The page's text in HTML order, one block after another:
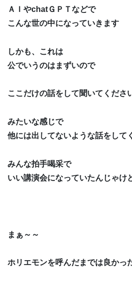
ＡＩやchatＧＰＴなどで
こんな世の中になっていきます
しかも、これは
公でいうのはまずいので
ここだけの話をして聞いてくださ
みたいな感じで
他には出してないような話をして
みんな拍手喝采で
いい講演会になっていたんじゃけ
まぁ～～
ホリエモンを呼んだまでは良かっ